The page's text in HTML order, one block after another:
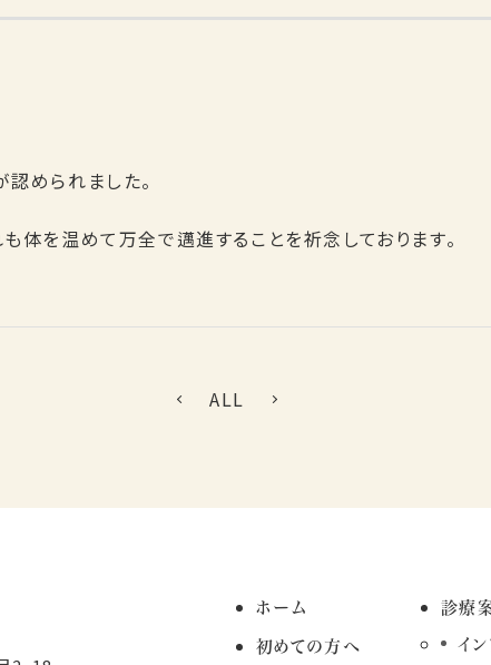
められました。
体を温めて万全で邁進することを祈念しております。
ALL
ホーム
初めての方へ
診療
イ